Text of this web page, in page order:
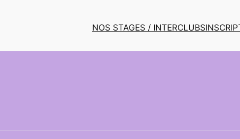
NOS STAGES / INTERCLUBS